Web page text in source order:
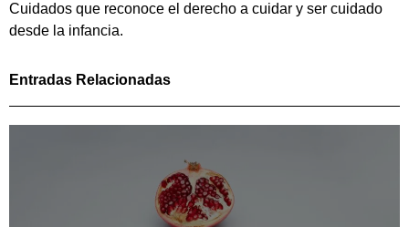
Cuidados que reconoce el derecho a cuidar y ser cuidado
desde la infancia.
Entradas Relacionadas